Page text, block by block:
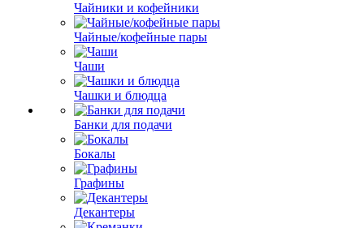
Чайники и кофейники
Чайные/кофейные пары
Чаши
Чашки и блюдца
Банки для подачи
Бокалы
Графины
Декантеры